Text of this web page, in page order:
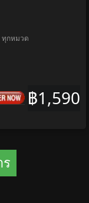
ทุกหมวด
฿1,590